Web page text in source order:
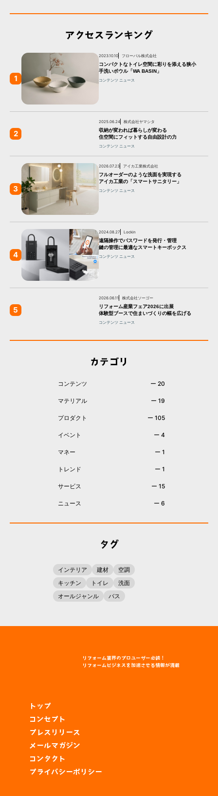
アクセスランキング
1
2023.10.10 フローバル株式会社
コンパクトなトイレ空間に彩りを添える狭小
手洗いボウル「WA BASIN」
コンテンツ ニュース
2
2025.06.24 株式会社ヤマシタ
収納が変われば暮らしが変わる
住空間にフィットする自由設計の力
コンテンツ ニュース
3
2026.07.23 アイカ工業株式会社
フルオーダーのような洗面を実現する
アイカ工業の「スマートサニタリー」
コンテンツ ニュース
4
2024.08.27 Lockin
遠隔操作でパスワードを発行・管理
鍵の管理に最適なスマートキーボックス
コンテンツ ニュース
5
2026.06.11 株式会社ソーゴー
リフォーム産業フェア2026に出展
体験型ブースで住まいづくりの幅を広げる
コンテンツ ニュース
カテゴリ
コンテンツ ー 20
マテリアル ー 19
プロダクト ー 105
イベント ー 4
マネー ー 1
トレンド ー 1
サービス ー 15
ニュース ー 6
タグ
インテリア 建材
空調
キッチン
トイレ
洗面
オールジャンル
バス
リフォーム業界のプロユーザー必読！
リフォームビジネスを加速させる情報が満載
トップ
コンセプト
プレスリリース
メールマガジン
コンタクト
プライバシーポリシー